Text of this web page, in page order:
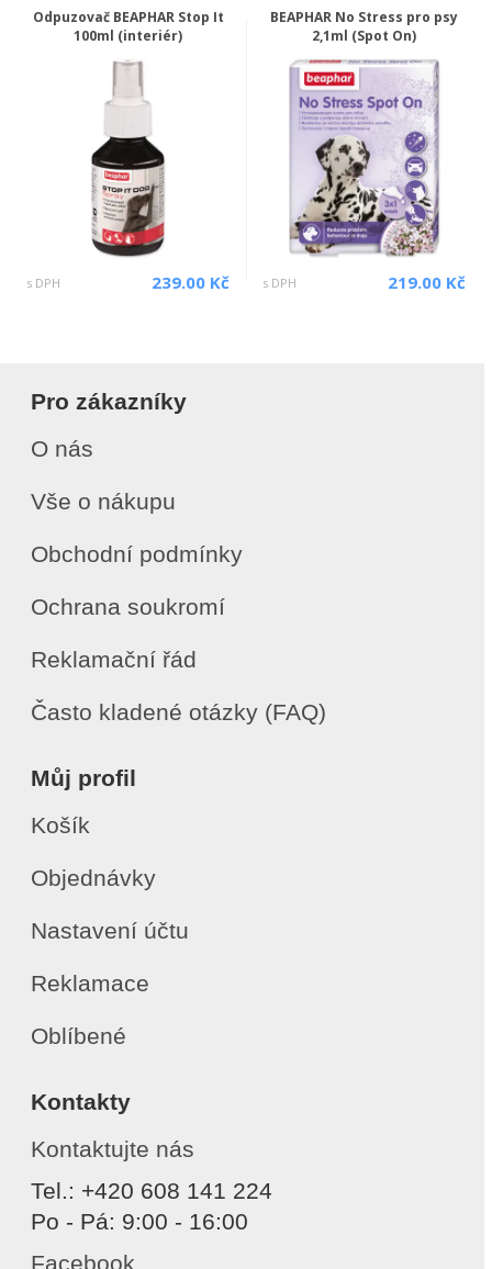
Odpuzovač BEAPHAR Stop It
100ml (interiér)
s DPH 239.00 Kč
BEAPHAR No Stress pro psy
2,1ml (Spot On)
s DPH 219.00 Kč
Pro zákazníky
O nás
Vše o nákupu
Obchodní podmínky
Ochrana soukromí
Reklamační řád
Často kladené otázky (FAQ)
Můj profil
Košík
Objednávky
Nastavení účtu
Reklamace
Oblíbené
Kontakty
Kontaktujte nás
Tel.: +420 608 141 224
Po - Pá: 9:00 - 16:00
Facebook